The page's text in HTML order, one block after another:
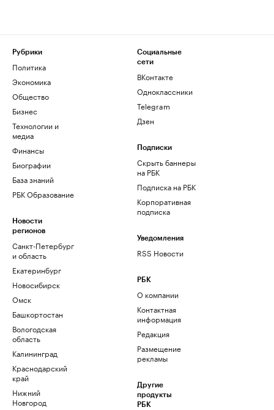
Рубрики
Политика
Экономика
Общество
Бизнес
Технологии и
медиа
Финансы
Биографии
База знаний
РБК Образование
Новости
регионов
Санкт-Петербург
и область
Екатеринбург
Новосибирск
Омск
Башкортостан
Вологодская
область
Калининград
Краснодарский
край
Нижний
Новгород
Социальные
сети
ВКонтакте
Одноклассники
Telegram
Дзен
Подписки
Скрыть баннеры
на РБК
Подписка на РБК
Корпоративная
подписка
Уведомления
RSS Новости
РБК
О компании
Контактная
информация
Редакция
Размещение
рекламы
Другие
продукты
РБК